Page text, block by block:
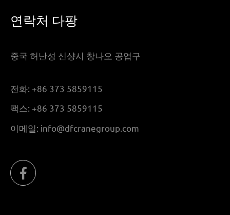
연락처 다팡
중국 허난성 신샹시 창나오 공업구
전화: +86 373 5859115
팩스: +86 373 5859115
이메일: info@dfcranegroup.com